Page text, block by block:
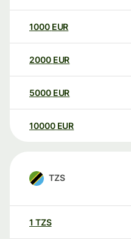
1000 EUR
2000 EUR
5000 EUR
10000 EUR
TZS
1 TZS